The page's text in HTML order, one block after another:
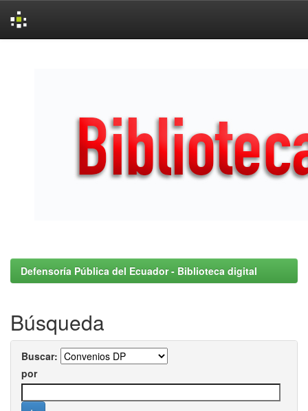
Defensoría Pública del Ecuador - Biblioteca digital
Búsqueda
Buscar:
por